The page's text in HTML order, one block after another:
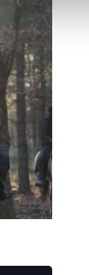
kişilere ait
bilgi toplumu
ve
dahilinde
Çerezlere
Metnimizi
.